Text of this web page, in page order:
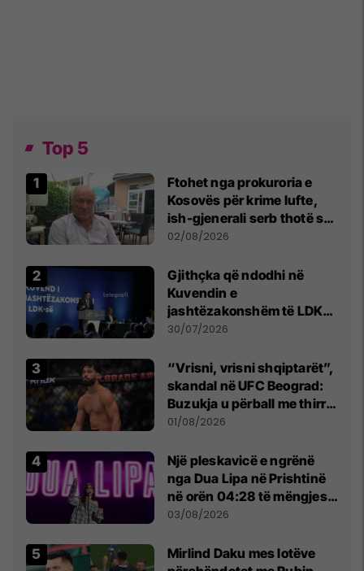
Top 5
Ftohet nga prokuroria e
Kosovës për krime lufte,
ish-gjenerali serb thotë se
dikush e tradhtoi në
02/08/2026
Gjithçka që ndodhi në
Kuvendin e
jashtëzakonshëm të LDK-
së
30/07/2026
“Vrisni, vrisni shqiptarët”,
skandal në UFC Beograd:
Buzukja u përball me thirrje
anti-shqiptare nga
01/08/2026
Një pleskavicë e ngrënë
nga Dua Lipa në Prishtinë
në orën 04:28 të mëngjesit
- dhe bota digjitale serbe
03/08/2026
Mirlind Daku mes lotëve